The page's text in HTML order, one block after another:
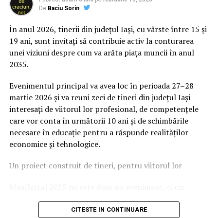
prevenție. În 2025, peste 3.000 de persoane au fost
rănite grav în accidente rutiere, iar mai mult de 1.300 și-
au pierdut viața pe șoselele din țară.
În acest context, campania „Condu Prudent! Alege
Viața!” își propune să transforme informația teoretică
într-o experiență directă, prin simulări și demonstrații
care îi ajută pe participanți să înțeleagă concret
impactul deciziilor luate în trafic.
Comunitatea și colaborarea
dintre instituții fac diferența
Unul dintre cele mai importante elemente ale
au avut acces la demonstrații realizate de reprezentanții
De Baciu Sorin
În anul 2026, tinerii din județul Iași, cu vârste între 15 și
19 ani, sunt invitați să contribuie activ la conturarea
unei viziuni despre cum va arăta piața muncii în anul
2035.
Evenimentul principal va avea loc în perioada 27–28
martie 2026 și va reuni zeci de tineri din județul Iași
interesați de viitorul lor profesional, de competențele
care vor conta în următorii 10 ani și de schimbările
necesare în educație pentru a răspunde realităților
economice și tehnologice.
Un proiect construit de tineri, pentru viitorul lor
vor analiza tendințe și vor formula o declarație a
CITESTE IN CONTINUARE